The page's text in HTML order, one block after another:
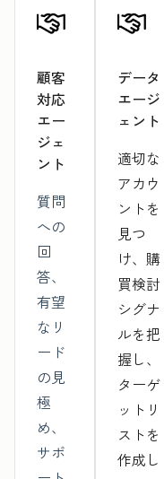
顧客
対応
エー
ジェ
ント
質問
への
回
答、
有望
なリ
ード
の見
極
め、
サポ
データ
エージ
ェント
適切な
アカウ
ントを
見つ
け、購
買検討
シグナ
ルを把
握し、
ターゲ
ットリ
ストを
作成し